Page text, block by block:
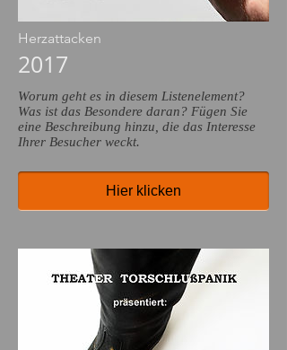
Herzattacken
2017
Worum geht es in diesem Listenelement?
Was ist das Besondere daran? Fügen Sie
eine Beschreibung hinzu, die das Interesse
Ihrer Besucher weckt.
Hier klicken